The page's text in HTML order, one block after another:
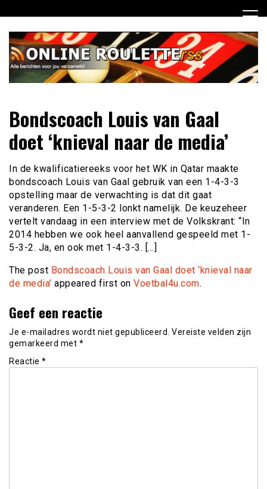
naar
inhoud
Online Roulette RSS
verzameld
Bondscoach Louis van Gaal
doet ‘knieval naar de media’
In de kwalificatiereeks voor het WK in Qatar maakte
bondscoach Louis van Gaal gebruik van een 1-4-3-3
opstelling maar de verwachting is dat dit gaat
veranderen. Een 1-5-3-2 lonkt namelijk. De keuzeheer
vertelt vandaag in een interview met de Volkskrant: “In
2014 hebben we ook heel aanvallend gespeeld met 1-
5-3-2. Ja, en ook met 1-4-3-3. […]
The post Bondscoach Louis van Gaal doet ‘knieval naar
de media’ appeared first on Voetbal4u.com.
Geef een reactie
Je e-mailadres wordt niet gepubliceerd. Vereiste velden zijn
gemarkeerd met *
Reactie *